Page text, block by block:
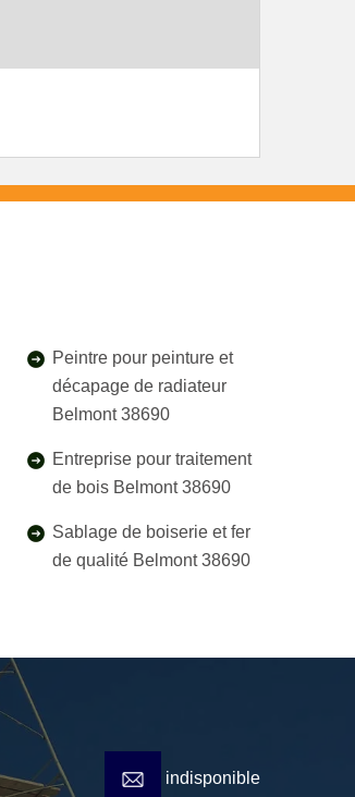
Peintre pour peinture et
décapage de radiateur
Belmont 38690
Entreprise pour traitement
de bois Belmont 38690
Sablage de boiserie et fer
de qualité Belmont 38690
indisponible